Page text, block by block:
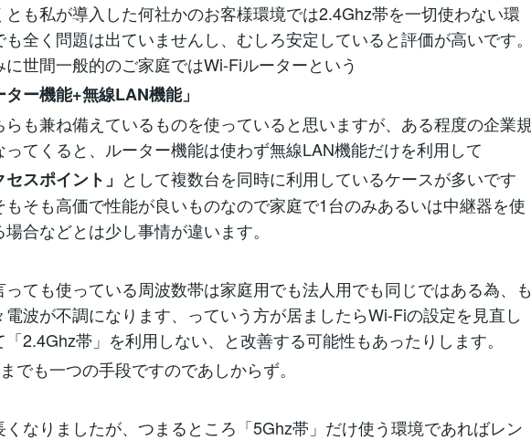
とも私が導入した何社かのお客様環境では2.4Ghz帯を一切使わない環
も全く問題は出ていませんし、むしろ安定していると評価が高いです。
に世間一般的のご家庭ではWi-Fiルーターという
ター機能+無線LAN機能」
らも兼ね備えているものを使っていると思いますが、ある程度の企業規
ってくると、ルーター機能は使わず無線LAN機能だけを利用して
セスポイント」 として複数台を同時に利用しているケースが多いです
もそも高価で性能が良いものなので家庭で1台のみあるいは中継器を使
場合などとは少し事情が違います。
っても使っている周波数帯は家庭用でも法人用でも同じではある為、も
電波が不調になります、っていう方が居ましたらWi-Fiの設定を見直し
「2.4Ghz帯」を利用しない、と改善する可能性もあったりします。
でも一つの手段ですのであしからず。
くなりましたが、つまるところ「5Ghz帯」だけ使う環境であればレン